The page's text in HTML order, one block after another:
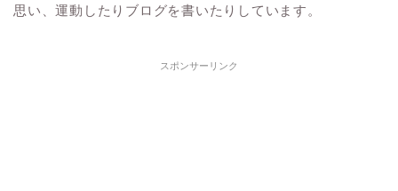
思い、運動したりブログを書いたりしています。
スポンサーリンク